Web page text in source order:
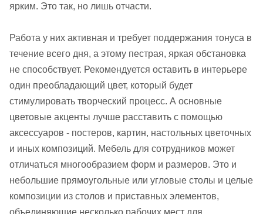
ярким. Это так, но лишь отчасти.
Работа у них активная и требует поддержания тонуса в
течение всего дня, а этому пестрая, яркая обстановка
не способствует. Рекомендуется оставить в интерьере
один преобладающий цвет, который будет
стимулировать творческий процесс. А основные
цветовые акценты лучше расставить с помощью
аксессуаров - постеров, картин, настольных цветочных
и иных композиций. Мебель для сотрудников может
отличаться многообразием форм и размеров. Это и
небольшие прямоугольные или угловые столы и целые
композиции из столов и приставных элементов,
объединяющие несколько рабочих мест для